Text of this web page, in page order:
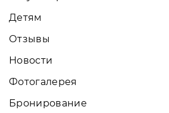
Детям
Отзывы
Новости
Фотогалерея
Бронирование